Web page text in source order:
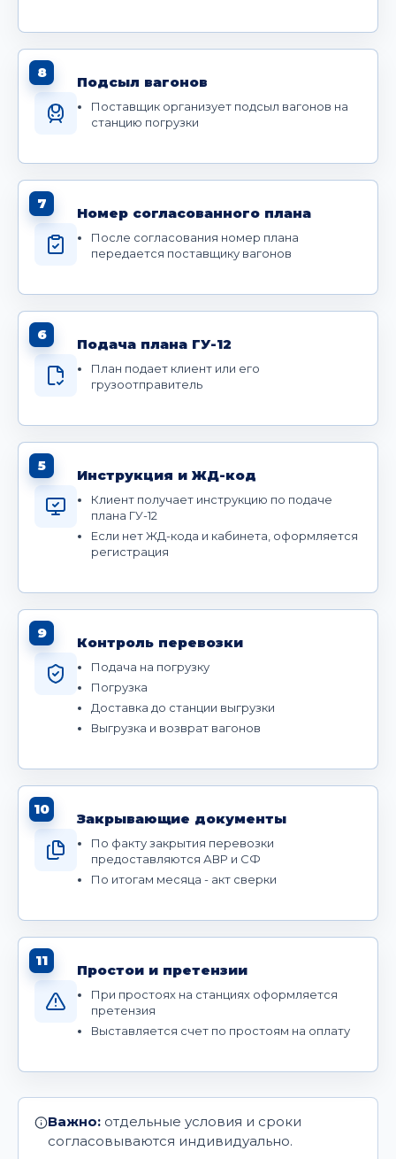
8
Подсыл вагонов
Поставщик организует подсыл вагонов на
станцию погрузки
7
Номер согласованного плана
После согласования номер плана
передается поставщику вагонов
6
Подача плана ГУ-12
План подает клиент или его
грузоотправитель
5
Инструкция и ЖД-код
Клиент получает инструкцию по подаче
плана ГУ-12
Если нет ЖД-кода и кабинета, оформляется
регистрация
9
Контроль перевозки
Подача на погрузку
Погрузка
Доставка до станции выгрузки
Выгрузка и возврат вагонов
10
Закрывающие документы
По факту закрытия перевозки
предоставляются АВР и СФ
По итогам месяца - акт сверки
11
Простои и претензии
При простоях на станциях оформляется
претензия
Выставляется счет по простоям на оплату
Важно: отдельные условия и сроки
согласовываются индивидуально.